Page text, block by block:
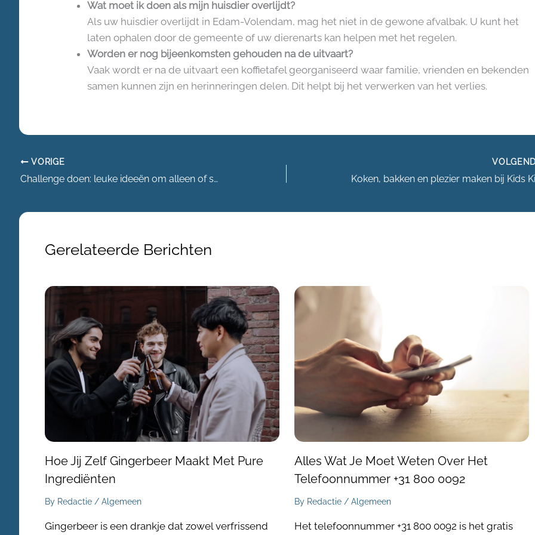
Wat moet ik doen als mijn huisdier overlijdt?
Als uw huisdier overlijdt in Edam-Volendam, mag het niet in de gewone afvalbak. U kunt het
laten ophalen door de gemeente of uw dierenarts kan helpen met het regelen.
Worden er nog bijeenkomsten gehouden na de uitvaart?
Vaak wordt er na de uitvaart een koffietafel georganiseerd waar familie, vrienden en bekenden
samen kunnen zijn en herinneringen delen. Dit helpt bij het verwerken van het verlies.
VORIGE
Challenge doen: leuke ideeën om alleen of samen te proberen
Gerelateerde Berichten
Hoe Jij Zelf Gingerbeer Maakt Met Pure
Ingrediënten
By Redactie / Algemeen
Gingerbeer is een drankje dat zowel verfrissend
Alles Wat Je Moet Weten Over Het
Telefoonnummer +31 800 0092
By Redactie / Algemeen
Het telefoonnummer +31 800 0092 is het gratis